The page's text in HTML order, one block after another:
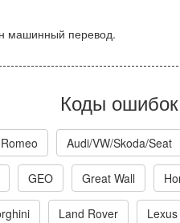
машинный перевод.
Коды
Audi/VW/Skoda/Seat
GEO Great Wall
Land Rover Lexus